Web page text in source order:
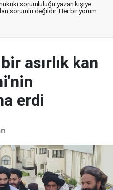
hukuki sorumluluğu yazan kişiye
sorumlu değildir. Her bir yorum
asırlık kan
erdi